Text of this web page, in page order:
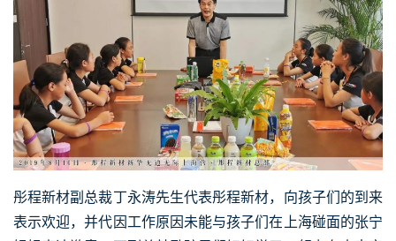
彤程新材副总裁丁永涛先生代表彤程新材，向孩子们的到来
表示欢迎，并代因工作原因未能与孩子们在上海碰面的张宁